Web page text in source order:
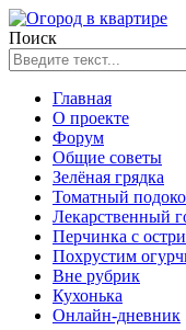
Поиск
Главная
О проекте
Форум
Общие советы
Зелёная грядка
Томатный
Лекарственный
Перчинка с
Похрустим
Вне рубрик
Кухонька
Онлайн-дневник